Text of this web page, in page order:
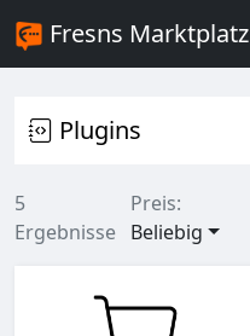
Fresns Marktplatz
Plugins
5
Ergebnisse
Preis:
Beliebig